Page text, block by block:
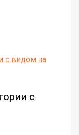
с